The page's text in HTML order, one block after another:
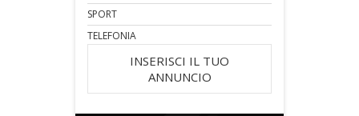
SPORT
TELEFONIA
INSERISCI IL TUO
ANNUNCIO